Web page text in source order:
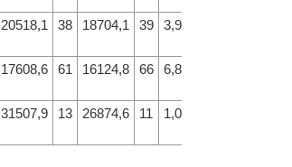
20518,1 38 18704,1 39 3,9
17608,6 61 16124,8 66 6,8
31507,9 13 26874,6 11 1,0